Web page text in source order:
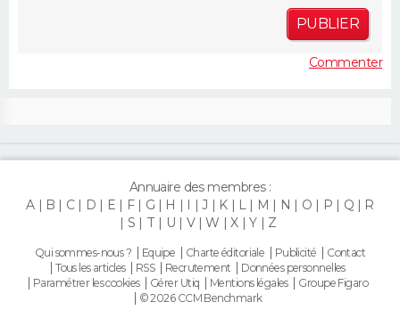
PUBLIER
Commenter
Annuaire des membres :
A
B C D E F G H I J K L M N O P Q
R
S
T U V W X Y Z
Qui sommes-nous ? Equipe Charte éditoriale Publicité
Contact
Tous les articles
RSS Recrutement
Données personnelles
Paramétrer les cookies
Gérer Utiq Mentions légales
Groupe Figaro
© 2026 CCM Benchmark